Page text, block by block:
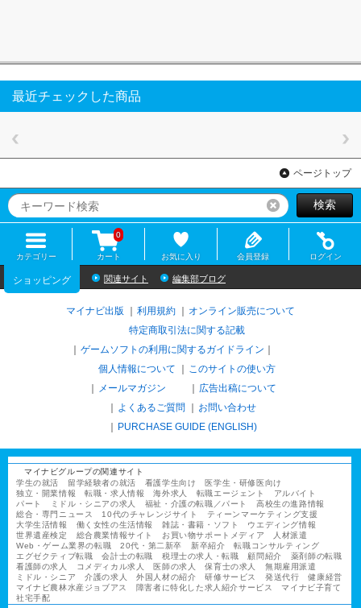
最近チェックした商品
ページトップ
リセット検索
カテゴリー カート
0
お気に入り 会員登録 ログイン
ショッピング 関連サイト 編集部ブログ
マイナビ出版 利用規約
オンライン販売について
特定商取引法に関する記載
ゲームソフトの利用に関するガイドライン
個人情報について
このサイトの使い方
メールマガジン
広告出稿について
よくあるご質問
お問い合わせ
PURCHASE GUIDE (ENGLISH)
マイナビグループの関連サイト
学生の就活
留学経験者の就活 看護学生向け
医学生・研修医向け
独立・開業情報
転職・求人情報 海外求人 転職エージェント
アルバイト
パート
ミドル・シニアの求人 福祉・介護の転職／パート
高校生の進路情報
総合・専門ニュース
10代のチャレンジサイト
ティーンマーケティング支援
大学生活情報
働く女性の生活情報 雑誌・書籍・ソフト
ウエディング情報
世界遺産検定
総合農業情報サイト お買い物サポートメディア
人材派遣
Web・ゲーム業界の転職
20代・第二新卒 新卒紹介
転職コンサルティング
エグゼクティブ転職
会計士の転職 税理士の求人・転職 顧問紹介
薬剤師の転職
看護師の求人
コメディカル求人 医師の求人 保育士の求人
無期雇用派遣
ミドル・シニア
介護の求人 外国人材の紹介 研修サービス 発送代行
健康経営
マイナビ農林水産ジョブアス
障害者に特化した求人紹介サービス
マイナビ子育て
社宅手配